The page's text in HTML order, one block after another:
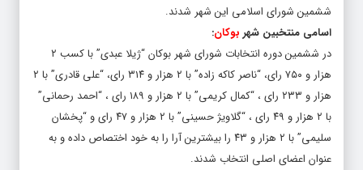
ششمین شورای اسلامی این شهر شدند.
اسامی منتخبین شهر بوکان:
در ششمین دوره انتخابات شورای شهر بوکان “ژیلا عبدی” با کسب ۲
هزار و ۷۵۰ رای، “ناصر کاکه زاده” با ۲ هزار و ۳۱۴ رای، “علی قادری” با ۲
هزار و ۲۳۳ رای ، “کمال کریمی” با ۲ هزار و ۱۸۹ رای ، “احمد رحمانی”
با ۲ هزار و ۴۹ رای ، “گلاویژ حسینی” با ۲ هزار و ۴۷ رای و “پخشان
سلیمی” با ۲ هزار و ۴۳ را بیشترین آرا را به خود اختصاص داده و به
عنوان اعضای اصلی انتخاب شدند.